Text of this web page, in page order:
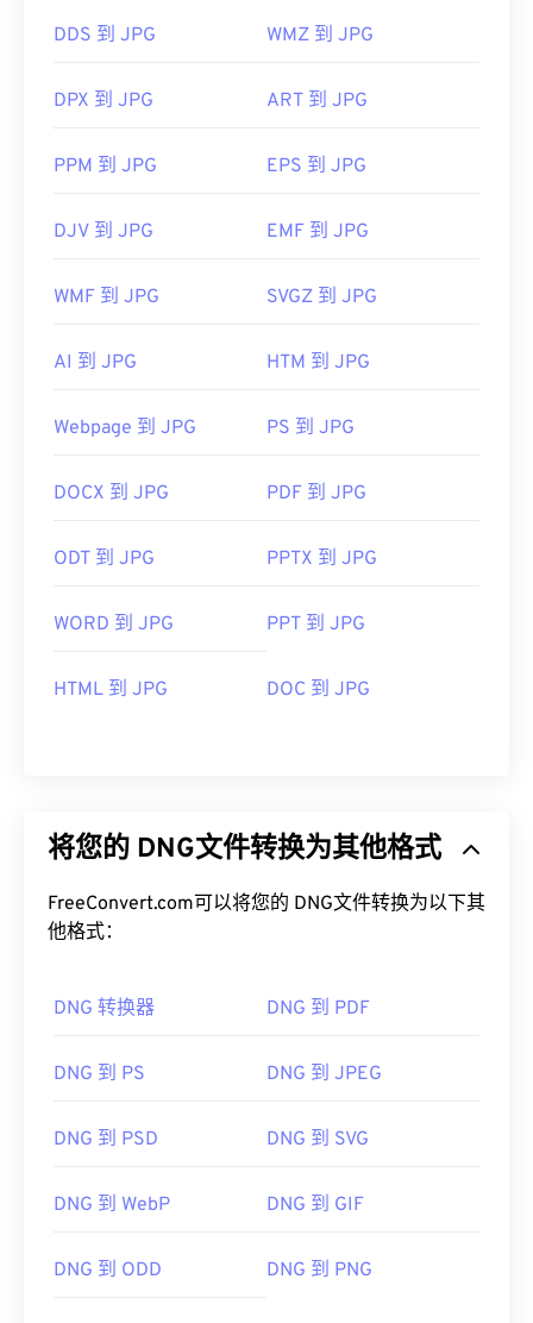
DDS 到 JPG WMZ 到 JPG
DPX 到 JPG ART 到 JPG
PPM 到 JPG EPS 到 JPG
DJV 到 JPG EMF 到 JPG
WMF 到 JPG SVGZ 到 JPG
AI 到 JPG HTM 到 JPG
Webpage 到 JPG PS 到 JPG
DOCX 到 JPG PDF 到 JPG
ODT 到 JPG PPTX 到 JPG
WORD 到 JPG PPT 到 JPG
HTML 到 JPG DOC 到 JPG
将您的 DNG文件转换为其他格式
FreeConvert.com可以将您的 DNG文件转换为以下其
他格式：
DNG 转换器 DNG 到 PDF
DNG 到 PS DNG 到 JPEG
DNG 到 PSD DNG 到 SVG
DNG 到 WebP DNG 到 GIF
DNG 到 ODD DNG 到 PNG